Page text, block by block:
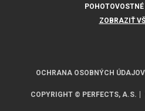
ZOBRAZIŤ
OCHRANA OSOBNÝCH ÚDAJOV
COPYRIGHT © PERFECTS, A.S.